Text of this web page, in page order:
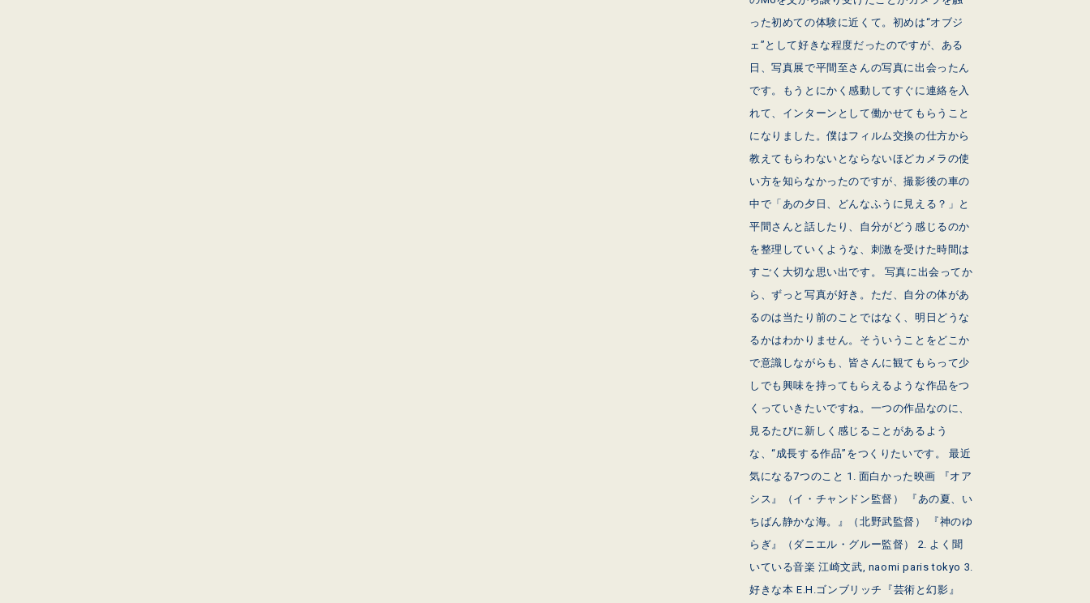
った初めての体験に近くて。初めは“オブジ
ェ”として好きな程度だったのですが、ある
日、写真展で平間至さんの写真に出会ったん
です。もうとにかく感動してすぐに連絡を入
れて、インターンとして働かせてもらうこと
になりました。僕はフィルム交換の仕方から
教えてもらわないとならないほどカメラの使
い方を知らなかったのですが、撮影後の車の
中で「あの夕日、どんなふうに見える？」と
平間さんと話したり、自分がどう感じるのか
を整理していくような、刺激を受けた時間は
すごく大切な思い出です。 写真に出会ってか
ら、ずっと写真が好き。ただ、自分の体があ
るのは当たり前のことではなく、明日どうな
るかはわかりません。そういうことをどこか
で意識しながらも、皆さんに観てもらって少
しでも興味を持ってもらえるような作品をつ
くっていきたいですね。一つの作品なのに、
見るたびに新しく感じることがあるよう
な、“成長する作品”をつくりたいです。 最近
気になる7つのこと 1. 面白かった映画 『オア
シス』（イ・チャンドン監督） 『あの夏、い
ちばん静かな海。』（北野武監督） 『神のゆ
らぎ』（ダニエル・グルー監督） 2. よく聞
いている音楽 江崎文武, naomi paris tokyo 3.
好きな本 E.H.ゴンブリッチ『芸術と幻影』